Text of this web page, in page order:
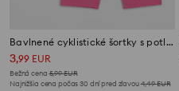
Bavlnené cyklistické šortky s potlačou 2 pack Capybara
3,99 EUR
Bežná cena 5,99EUR
Najnižšia cena počas 30 dní pred zľavou4,49EUR